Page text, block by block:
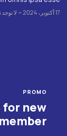
17 أكتوبر، 2024 لا
PROMO
for new
member